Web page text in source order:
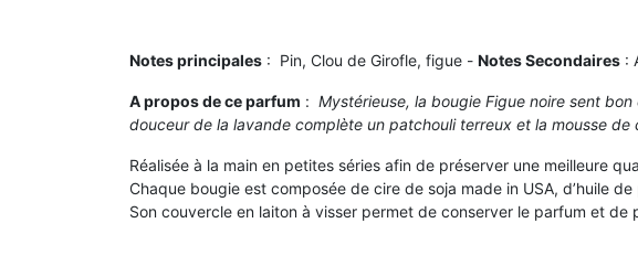
Notes principales : Pin, Clou de Girofle, figue - Notes Secondaires :
A propos de ce parfum : Mystérieuse, la bougie Figue noire sent
douceur de la lavande complète un patchouli terreux et la mousse de
Réalisée à la main en petites séries afin de préserver une meilleure
Chaque bougie est composée de cire de soja made in USA, d’huile
Son couvercle en laiton à visser permet de conserver le parfum et de